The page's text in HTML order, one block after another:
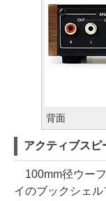
背面
アクティブスピ
100mm径ウー
イのブックシェ